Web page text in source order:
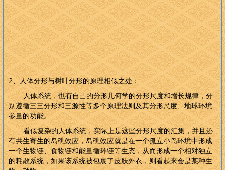
2、人体分形与树叶分形的原理相似之处：
人体系统，也有自己的分形几何学的分形尺度和增长规律，分
别遵循三三分形和三源性等多个原理法则及其分形尺度、地球环境
参量的功能。
看似复杂的人体系统，实际上是这些分形尺度的汇集，并且还
有共生寄生的岛礁效应，岛礁效应就是在一个孤立小岛环境中形成
一个生物链、食物链和能量循环链等生态，从而形成一个相对独立
的耗散系统，如果该系统被包裹了皮肤外衣，则看起来会是某种生